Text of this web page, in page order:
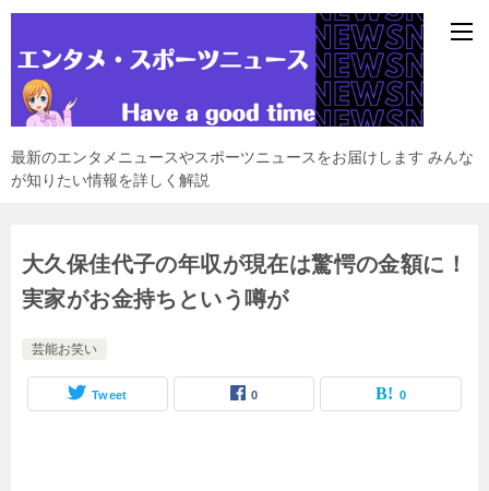
最新のエンタメニュースやスポーツニュースをお届けします みんな
が知りたい情報を詳しく解説
大久保佳代子の年収が現在は驚愕の金額に！
実家がお金持ちという噂が
芸能お笑い
Tweet 0 0